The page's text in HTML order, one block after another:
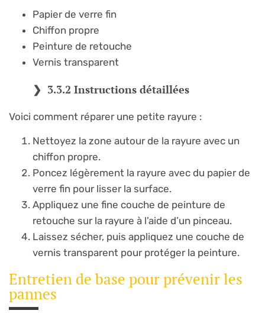
Papier de verre fin
Chiffon propre
Peinture de retouche
Vernis transparent
3.3.2 Instructions détaillées
Voici comment réparer une petite rayure :
Nettoyez la zone autour de la rayure avec un
chiffon propre.
Poncez légèrement la rayure avec du papier de
verre fin pour lisser la surface.
Appliquez une fine couche de peinture de
retouche sur la rayure à l’aide d’un pinceau.
Laissez sécher, puis appliquez une couche de
vernis transparent pour protéger la peinture.
Entretien de base pour prévenir les
pannes